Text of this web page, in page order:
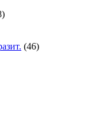
(46)